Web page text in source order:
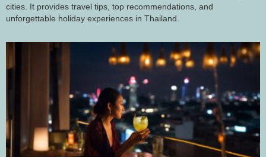
cities. It provides travel tips, top recommendations, and
unforgettable holiday experiences in Thailand.